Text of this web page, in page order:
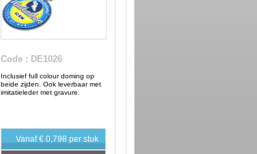
Code : DE1026
Inclusief full colour doming op
beide zijden. Ook leverbaar met
imitatieleder met gravure.
Vanaf€ 0,798 per stuk